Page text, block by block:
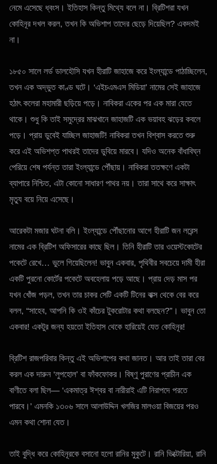
নেমে এসেছে ধ্বংস। ইতিহাস কিন্তু মিথ্যে বলে না। ব্রিটিশরা যখন
কোহিনূর দখল করল, তখন কি অভিশাপ তাদের ছেড়ে দিয়েছিল? একদমই
না।
১৮৫০ সালে লর্ড ডালহৌসি যখন হীরাটি জাহাজে করে ইংল্যান্ডে পাঠাচ্ছিলেন,
তখন এক অদ্ভুত কাণ্ড ঘটে। ‘এইচএমএস মিডিয়া’ নামের সেই জাহাজে
হঠাৎ কলেরা মহামারী ছড়িয়ে পড়ে। নাবিকরা একের পর এক মারা যেতে
থাকে। শুধু কি তাই সমুদ্রের মাঝখানে জাহাজটি এক ভয়াবহ ঝড়ের কবলে
পড়ে। প্রায় ডুবেই যাচ্ছিল জাহাজটি! নাবিকরা তখন বিশ্বাস করতে শুরু
করে এই অভিশপ্ত পাথরই তাদের ডুবিয়ে মারবে। যদিও অনেক বাঁধাবিঘ্ন
পেরিয়ে শেষ পর্যন্ত তারা ইংল্যান্ডে পৌঁছায়। নাবিকরা ততক্ষণে একটা
ব্যাপারে নিশ্চিত, এটা কোনো সাধারণ পাথর নয়। তারা সাথে করে সাক্ষাৎ
মৃত্যু বয়ে নিয়ে এসেছে।
আরেকটা মজার ঘটনা বলি। ইংল্যান্ডে পৌঁছানোর আগে হীরাটি জন লরেন্স
নামের এক ব্রিটিশ অফিসারের কাছে ছিল। তিনি হীরাটি তার ওয়েস্টকোটের
পকেটে রেখে… ভুলে গিয়েছিলেন! ভাবুন একবার, পৃথিবীর সবচেয়ে দামী হীরা
একটি পুরনো কো‍র্টের পকেটে অবহেলায় পড়ে আছে। প্রায় দেড় মাস পর
যখন খোঁজ পড়ল, তখন তার চাকর সেটি একটি টিনের বাক্স থেকে বের করে
বলল, “সাহেব, আপনি কি ওই কাঁচের টুকরোটার কথা বলছেন?”। ভাবুন তো
একবার! একটুর জন্য হয়তো ইতিহাস থেকে হারিয়েই যেত কোহিনূর!
ব্রিটিশ রাজপরিবার কিন্তু এই অভিশাপের কথা জানত। আর তাই তারা বের
করল এক দারুন ‘লুপহোল’ বা ফাঁকফোকর। বিষ্ণু পুরাণের প্রাচীন এক
বাণীতে বলা ছিল— ‘একমাত্র ঈশ্বর বা নারীরাই এটি নিরাপদে পরতে
পারবে।’ এমনকি ১৩০৬ সালে আলাউদ্দিন খলজির মালওয়া বিজয়ের পরও
এমন কথা শোনা যেত।
তাই বুদ্ধি করে কোহিনূরকে বসানো হলো রানির মুকুটে। রানি ভিক্টোরিয়া, রানি